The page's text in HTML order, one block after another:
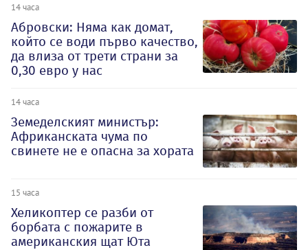
14 часа
Абровски: Няма как домат,
който се води първо качество,
да влиза от трети страни за
0,30 евро у нас
14 часа
Земеделският министър:
Африканската чума по
свинете не е опасна за хората
15 часа
Хеликоптер се разби от
борбата с пожарите в
американския щат Юта